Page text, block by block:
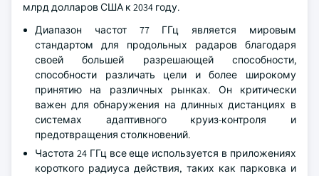
млрд долларов США к 2034 году.
Диапазон частот 77 ГГц является мировым
стандартом для продольных радаров благодаря
своей большей разрешающей способности,
способности различать цели и более широкому
принятию на различных рынках. Он критически
важен для обнаружения на длинных дистанциях в
системах адаптивного круиз-контроля и
предотвращения столкновений.
Частота 24 ГГц все еще используется в приложениях
короткого радиуса действия, таких как парковка и